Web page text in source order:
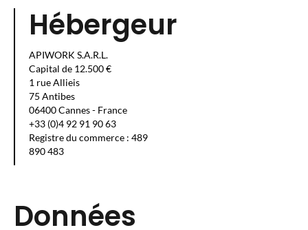
Hébergeur
APIWORK S.A.R.L.
Capital de 12.500 €
1 rue Allieis
75 Antibes
06400 Cannes - France
+33 (0)4 92 91 90 63
Registre du commerce : 489
890 483
Données